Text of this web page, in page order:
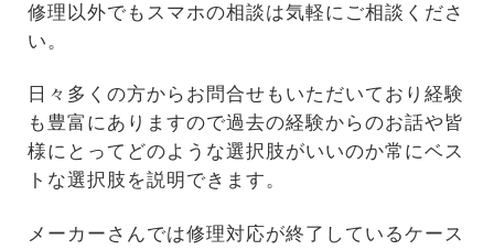
修理以外でもスマホの相談は気軽にご相談くださ
い。
日々多くの方からお問合せもいただいており経験
も豊富にありますので過去の経験からのお話や皆
様にとってどのような選択肢がいいのか常にベス
トな選択肢を説明できます。
メーカーさんでは修理対応が終了しているケース